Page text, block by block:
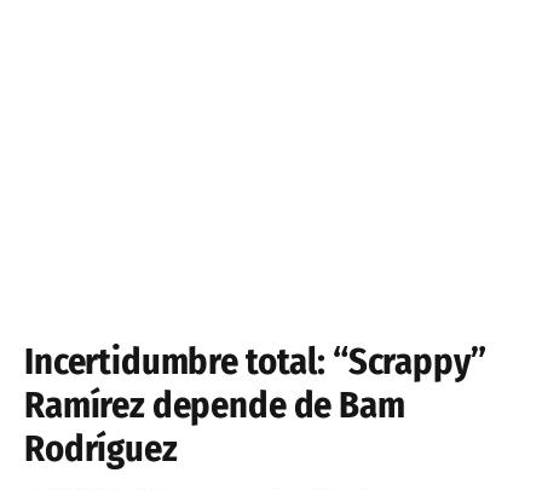
Incertidumbre total: “Scrappy”
Ramírez depende de Bam
Rodríguez